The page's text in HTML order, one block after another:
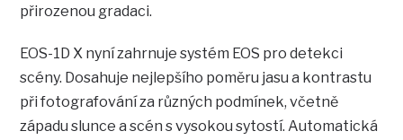
přirozenou gradaci.
EOS-1D X nyní zahrnuje systém EOS pro detekci
scény. Dosahuje nejlepšího poměru jasu a kontrastu
při fotografování za různých podmínek, včetně
západu slunce a scén s vysokou sytostí. Automatická